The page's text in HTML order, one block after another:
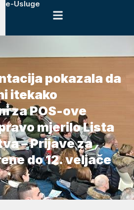
e-Usluge
pokazala da
itekako
za POS-ove
mjerilo Lista
– Prijave za
do 12. veljače